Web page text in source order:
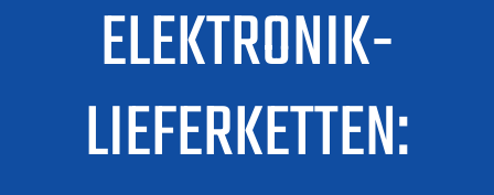
ELEKTRONIK-
LIEFERKETTEN: